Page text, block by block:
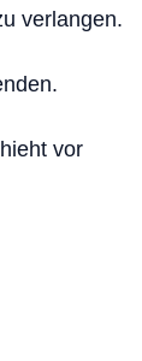
verlangen.
vor